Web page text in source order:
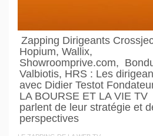
Zapping Dirigeants
Hopium, Wallix,
Showroomprive.com,
Valbiotis, HRS : Les
avec Didier Testot
LA BOURSE ET LA VIE TV
parlent de leur stratégie et
perspectives